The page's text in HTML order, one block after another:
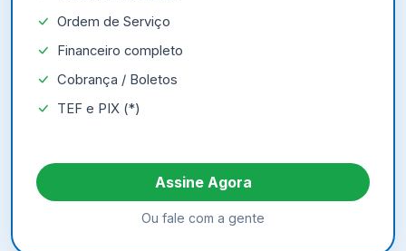
Ordem de Serviço
Financeiro completo
Cobrança / Boletos
TEF e PIX (*)
Assine Agora
Ou fale com a gente